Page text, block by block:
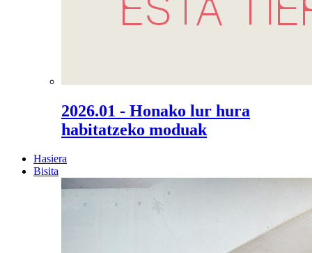
2026.01 - Honako lur hura
habitatzeko moduak
Hasiera
Bisita